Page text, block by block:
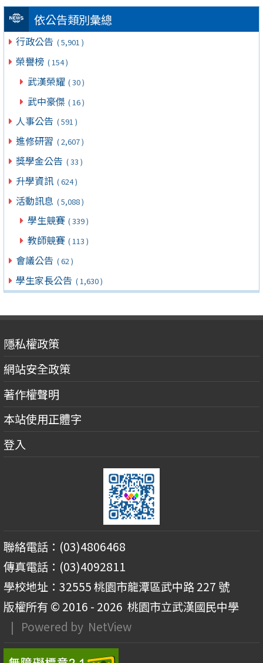
依公告類別彙總
行政公告 ( 5,901 )
榮譽榜 ( 154 )
武漢榮耀 ( 30 )
武中豪傑 ( 16 )
人事公告 ( 591 )
進修研習 ( 2,607 )
獎學金公告 ( 33 )
升學資訊 ( 624 )
活動訊息 ( 5,088 )
學生競賽 ( 339 )
教師競賽 ( 113 )
會議公告 ( 62 )
學生家長公告 ( 1,630 )
隱私權政策
網站安全政策
著作權聲明
本站使用正體字
登入
聯絡電話：(03)4806468
傳真電話：(03)4092811
學校地址：32555 桃園市龍潭區武中路 227 號
版權所有 © 2016 - 2026 桃園市立武漢國民中學
| Powered by NetView